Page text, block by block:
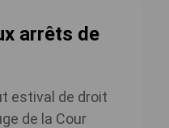
arrêts de
estival de droit
de la Cour